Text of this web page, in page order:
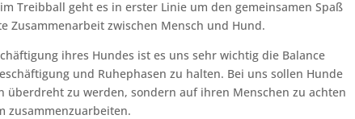
Treibball geht es in erster Linie um den gemeinsamen Spaß
Zusammenarbeit zwischen Mensch und Hund.
ihres Hundes ist es uns sehr wichtig die Balance
und Ruhephasen zu halten. Bei uns sollen Hunde
überdreht zu werden, sondern auf ihren Menschen zu achten
zusammenzuarbeiten.